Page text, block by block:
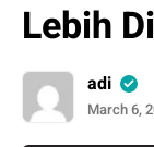
Lebih
adi
March 6,